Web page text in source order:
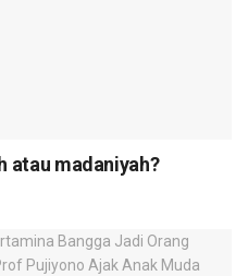
atau madaniyah?